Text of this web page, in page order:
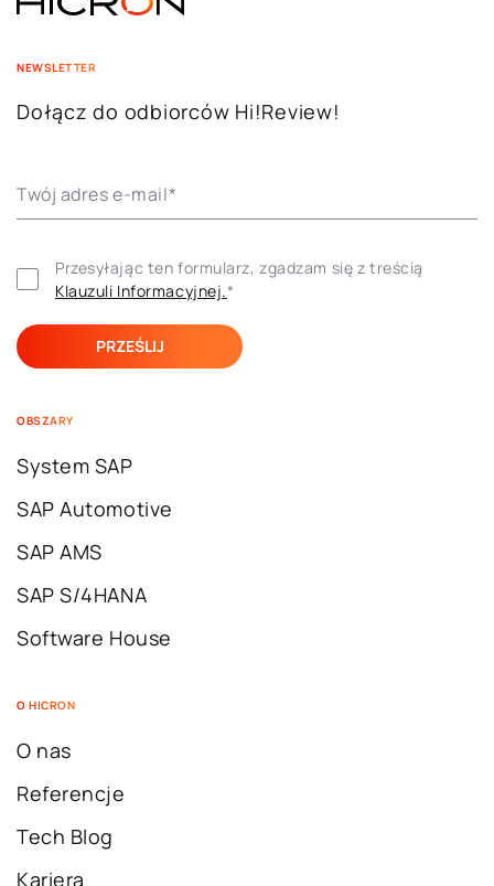
NEWSLETTER
Dołącz do odbiorców Hi!Review!
Twój adres e-mail*
Klauzuli ​​Informacyjnej.*
OBSZARY
System SAP
SAP Automotive
SAP AMS
SAP S/4HANA
Software House
O HICRON
O nas
Referencje
Tech Blog
Kariera